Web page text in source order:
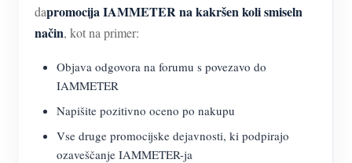
dapromocija IAMMETER na kakršen koli smiseln
način, kot na primer:
Objava odgovora na forumu s povezavo do
IAMMETER
Napišite pozitivno oceno po nakupu
Vse druge promocijske dejavnosti, ki podpirajo
ozaveščanje IAMMETER-ja